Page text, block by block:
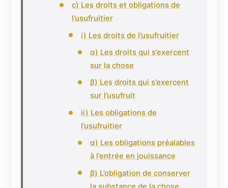
c) Les droits et obligations de
l’usufruitier
i) Les droits de l’usufruitier
α) Les droits qui s’exercent
sur la chose
β) Les droits qui s’exercent
sur l’usufruit
ii) Les obligations de
l’usufruitier
α) Les obligations préalables
à l’entrée en jouissance
β) L’obligation de conserver